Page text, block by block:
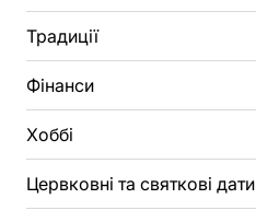
Традиції
Фінанси
Хоббі
Цервковні та святкові дати